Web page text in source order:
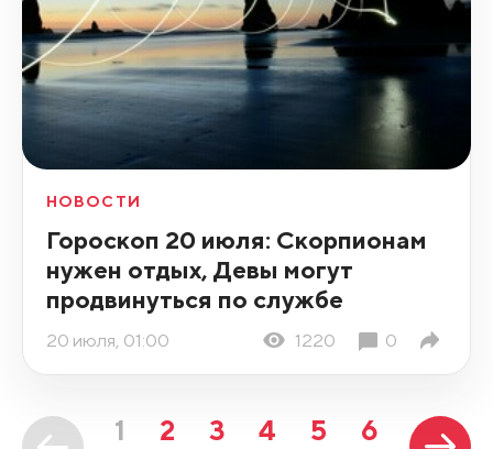
НОВОСТИ
Гороскоп 20 июля: Скорпионам
нужен отдых, Девы могут
продвинуться по службе
20 июля, 01:00 1220 0
1 2 3 4 5
6